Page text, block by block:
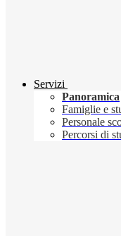
Servizi
Panoramica
Famiglie e
Personale
Percorsi di